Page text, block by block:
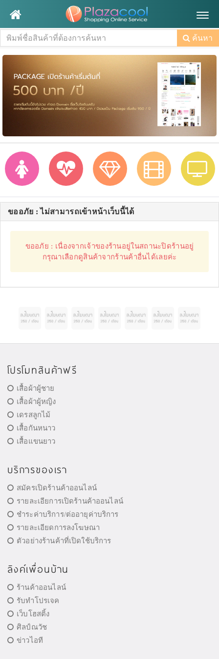
ค้นหา
ขออภัย : ไม่สามารถเข้าหน้าเว็บนี้ได้
ขออภัย : เนื่องจากเจ้าของร้านอยู่ในสถานะปิดร้านอยู่
กรุณาเลือกดูสินค้าจากร้านค้าอื่นได้เลยค่ะ
โปรโมทสินค้าฟรี
เสื้อผ้าผู้ชาย
เสื้อผ้าผู้หญิง
เดรสลูกไม้
เสื้อกันหนาว
เสื้อแขนยาว
บริการของเรา
สมัครเปิดร้านค้าออนไลน์
รายละเอียการเปิดร้านค้าออนไลน์
ชำระค่าบริการ/ต่ออายุค่าบริการ
รายละเอียดการลงโฆษณา
ตัวอย่างร้านค้าที่เปิดใช้บริการ
ลิงค์เพื่อนบ้าน
ร้านค้าออนไลน์
รับทำโปรเจค
เว็บโฮสติ้ง
ศิลป์ณวัช
ข่าวไอที